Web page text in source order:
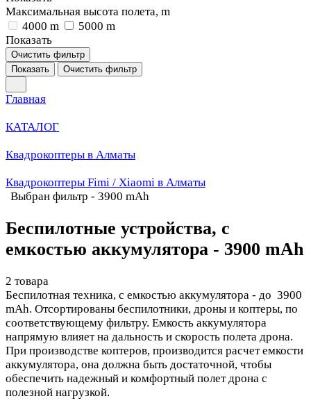
Максимальная высота полета, m
4000 m
5000 m
Показать
Очистить фильтр
Показать
Очистить фильтр
Главная
КАТАЛОГ
Квадрокоптеры в Алматы
Квадрокоптеры Fimi / Xiaomi в Алматы
Выбран фильтр - 3900 mAh
Беспилотные устройства, с
емкостью аккумулятора - 3900 mAh
2 товара
Беспилотная техника, с емкостью аккумулятора - до 3900
mAh. Отсортированы беспилотники, дроны и коптеры, по
соответствующему фильтру. Емкость аккумулятора
напрямую влияет на дальность и скорость полета дрона.
При производстве коптеров, производится расчет емкости
аккумулятора, она должна быть достаточной, чтобы
обеспечить надежный и комфортный полет дрона с
полезной нагрузкой.